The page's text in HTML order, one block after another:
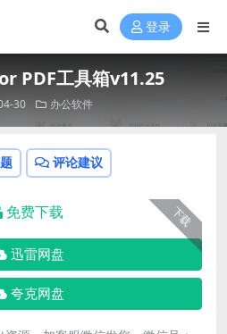
登录
PDF工具箱v11.25
30 办公软件
评论建议
下载
免费下载
迅雷网盘
夸克网盘